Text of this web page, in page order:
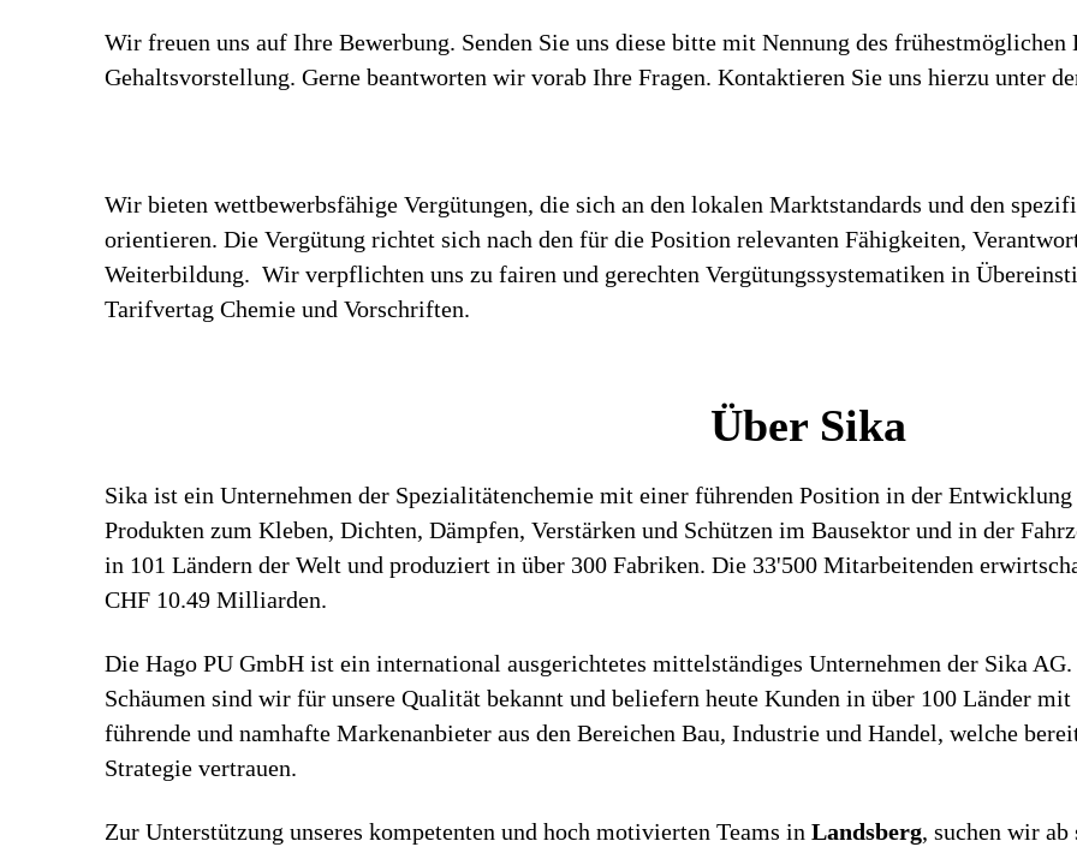
Wir freuen uns auf Ihre Bewerbung. Senden Sie uns diese bitte mit Nennung des
Gehaltsvorstellung. Gerne beantworten wir vorab Ihre Fragen. Kontaktieren Sie uns hierzu unter
Wir bieten wettbewerbsfähige Vergütungen, die sich an den lokalen Marktstandards und den
orientieren. Die Vergütung richtet sich nach den für die Position relevanten Fähigkeiten,
Weiterbildung. Wir verpflichten uns zu fairen und gerechten Vergütungssystematiken in
Tarifvertag Chemie und Vorschriften.
Über Sika
Sika ist ein Unternehmen der Spezialitätenchemie mit einer führenden Position in der
Produkten zum Kleben, Dichten, Dämpfen, Verstärken und Schützen im Bausektor und in der
in 101 Ländern der Welt und produziert in über 300 Fabriken. Die 33'500 Mitarbeitenden
CHF 10.49 Milliarden.
Die Hago PU GmbH ist ein international ausgerichtetes mittelständiges Unternehmen der Sika
Schäumen sind wir für unsere Qualität bekannt und beliefern heute Kunden in über 100 Länder
führende und namhafte Markenanbieter aus den Bereichen Bau, Industrie und Handel, welche
Strategie vertrauen.
Zur Unterstützung unseres kompetenten und hoch motivierten Teams in Landsberg, suchen wir